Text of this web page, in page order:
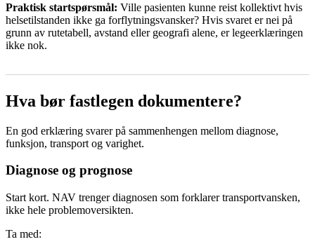
Praktisk startspørsmål: Ville pasienten kunne reist kollektivt hvis
helsetilstanden ikke ga forflytningsvansker? Hvis svaret er nei på
grunn av rutetabell, avstand eller geografi alene, er legeerklæringen
ikke nok.
Hva bør fastlegen dokumentere?
En god erklæring svarer på sammenhengen mellom diagnose,
funksjon, transport og varighet.
Diagnose og prognose
Start kort. NAV trenger diagnosen som forklarer transportvansken,
ikke hele problemoversikten.
Ta med: